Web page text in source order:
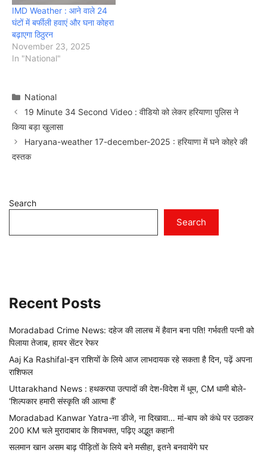
IMD Weather : आने वाले 24
घंटों में बर्फीली हवाएं और घना कोहरा
बढ़ाएगा ठिठुरन
November 23, 2025
In "National"
Categories
National
19 Minute 34 Second Video : वीडियो को लेकर हरियाणा पुलिस ने
किया बड़ा खुलासा
Haryana-weather 17-december-2025 : हरियाणा में घने कोहरे की
दस्तक
Search
Search
Recent Posts
Moradabad Crime News: दहेज की लालच में हैवान बना पति! गर्भवती पत्नी को
पिलाया तेजाब, हायर सेंटर रेफर
Aaj Ka Rashifal-इन राशियों के लिये आज लाभदायक रहे सकता है दिन, पढ़ें अपना
राशिफल
Uttarakhand News : हथकरघा उत्पादों की देश-विदेश में धूम, CM धामी बोले-
‘शिल्पकार हमारी संस्कृति की आत्मा हैं’
Moradabad Kanwar Yatra-ना डीजे, ना दिखावा… मां-बाप को कंधे पर उठाकर
200 KM चले मुरादाबाद के शिवभक्त, पढ़िए अद्भुत कहानी
सलमान खान असम बाढ़ पीड़ितों के लिये बने मसीहा, इतने बनवायेंगे घर